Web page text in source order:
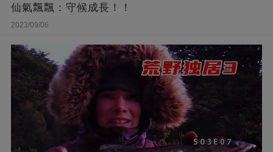
仙氣飄飄：守候成長！！
2023/09/06